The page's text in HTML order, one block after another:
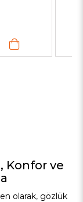
Konfor ve
olarak, gözlük